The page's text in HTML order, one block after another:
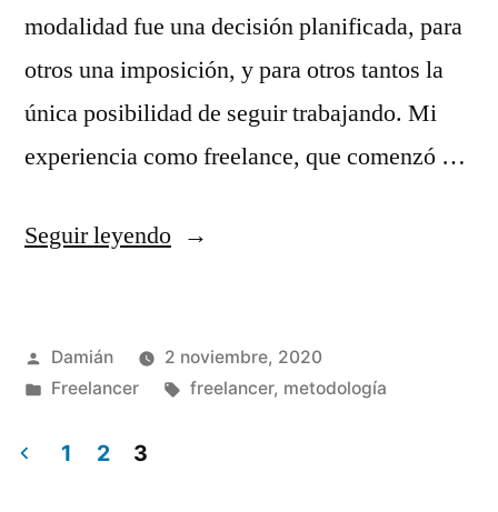
modalidad fue una decisión planificada, para
otros una imposición, y para otros tantos la
única posibilidad de seguir trabajando. Mi
experiencia como freelance, que comenzó …
Seguir leyendo«La
freelancer»
Publicado
por
Damián
2 noviembre, 2020
Publicado
Freelancer Etiquetas:
freelancer, metodología
1 2 3